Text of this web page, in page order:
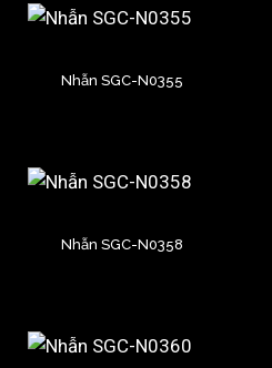
Nhẫn SGC-N0355
Nhẫn SGC-N0358